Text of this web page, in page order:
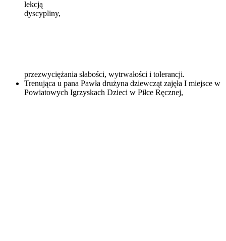
lekcją
dyscypliny,
przezwyciężania słabości, wytrwałości i tolerancji.
Trenująca u pana Pawła drużyna dziewcząt zajęła I miejsce w
Powiatowych Igrzyskach Dzieci w Piłce Ręcznej,